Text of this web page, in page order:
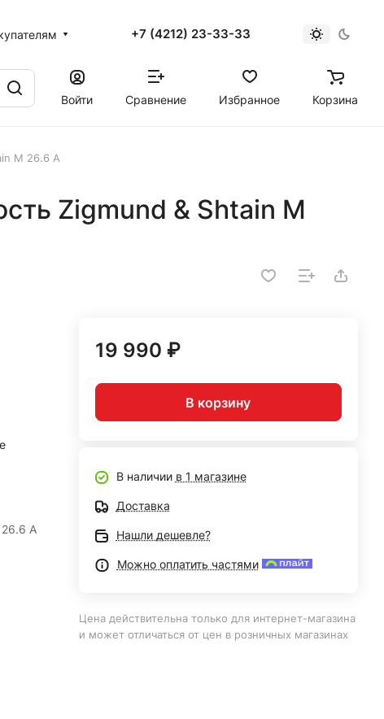
+7 (4212) 23-33-33
Войти
Сравнение Избранное Корзина
M 26.6 A
Zigmund & Shtain M
A
19 990 ₽
В корзину
В наличии в 1 магазине
Доставка
Нашли дешевле?
Можно оплатить частями
Цена действительна только для интернет-магазина
и может отличаться от цен в розничных магазинах